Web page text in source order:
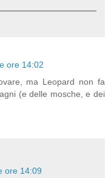
ore 14:02
ma Leopard non fa
(e delle mosche, e dei
ore 14:09